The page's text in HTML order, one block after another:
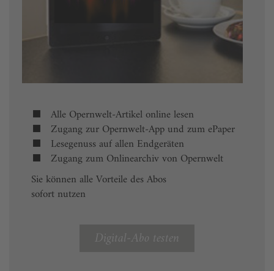
Alle Opernwelt-Artikel online lesen
Zugang zur Opernwelt-App und zum ePaper
Lesegenuss auf allen Endgeräten
Zugang zum Onlinearchiv von Opernwelt
Sie können alle Vorteile des Abos
sofort nutzen
Digital-Abo testen